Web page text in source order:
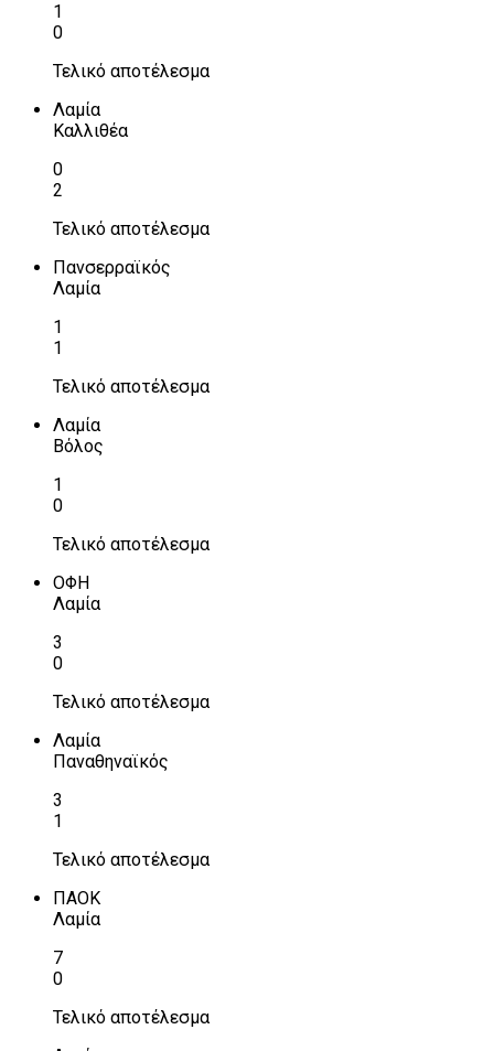
1
0
Τελικό αποτέλεσμα
Λαμία
Καλλιθέα
0
2
Τελικό αποτέλεσμα
Πανσερραϊκός
Λαμία
1
1
Τελικό αποτέλεσμα
Λαμία
Βόλος
1
0
Τελικό αποτέλεσμα
ΟΦΗ
Λαμία
3
0
Τελικό αποτέλεσμα
Λαμία
Παναθηναϊκός
3
1
Τελικό αποτέλεσμα
ΠΑΟΚ
Λαμία
7
0
Τελικό αποτέλεσμα